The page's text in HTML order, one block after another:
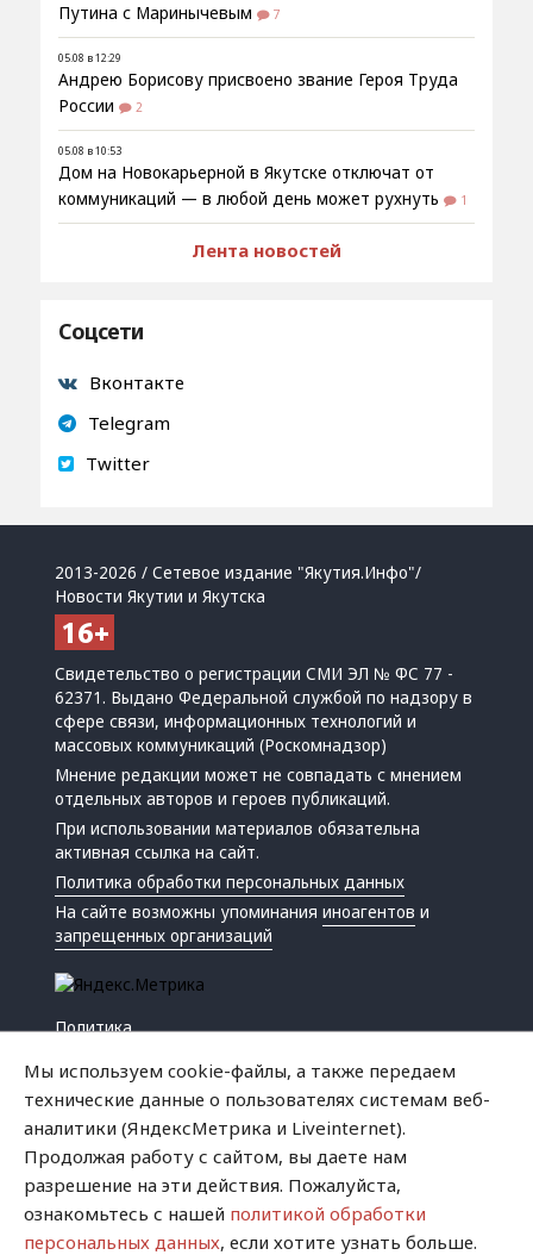
Путина с Маринычевым
7
05.08 в 12:29
Андрею Борисову присвоено звание Героя Труда
России
2
05.08 в 10:53
Дом на Новокарьерной в Якутске отключат от
коммуникаций — в любой день может рухнуть
1
Лента новостей
Соцсети
Вконтакте
Telegram
Twitter
2013-2026 / Сетевое издание "Якутия.Инфо"/
Новости Якутии и Якутска
Свидетельство о регистрации СМИ ЭЛ № ФС 77 -
62371. Выдано Федеральной службой по надзору в
сфере связи, информационных технологий и
массовых коммуникаций (Роскомнадзор)
Мнение редакции может не совпадать с мнением
отдельных авторов и героев публикаций.
При использовании материалов обязательна
активная ссылка на сайт.
Политика обработки персональных данных
На сайте возможны упоминанияиноагентов и
запрещенных организаций
Политика
Криминал
Успех
Мы используем cookie-файлы, а также передаем
технические данные о пользователях системам веб-
аналитики (ЯндексМетрика и Liveinternet).
Продолжая работу с сайтом, вы даете нам
разрешение на эти действия. Пожалуйста,
ознакомьтесь с нашей политикой обработки
персональных данных, если хотите узнать больше.